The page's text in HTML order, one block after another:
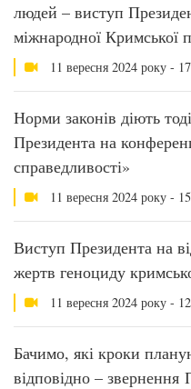
людей – виступ
міжнародної Кримської
11 вересня 2024 року -
Норми законів діють
Президента на
справедливості»
11 вересня 2024 року -
Виступ Президента на
жертв геноциду
11 вересня 2024 року -
Бачимо, які кроки
відповідно – звернення